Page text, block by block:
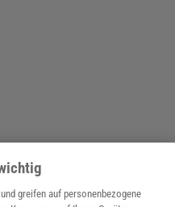
greifen auf personenbezogene